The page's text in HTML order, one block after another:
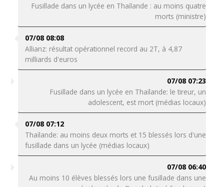
Fusillade dans un lycée en Thaïlande : au moins quatre
morts (ministre)
07/08 08:08
Allianz: résultat opérationnel record au 2T, à 4,87
milliards d'euros
07/08 07:23
Fusillade dans un lycée en Thaïlande: le tireur, un
adolescent, est mort (médias locaux)
07/08 07:12
Thaïlande: au moins deux morts et 15 blessés lors d'une
fusillade dans un lycée (médias locaux)
07/08 06:40
Au moins 10 élèves blessés lors une fusillade dans une